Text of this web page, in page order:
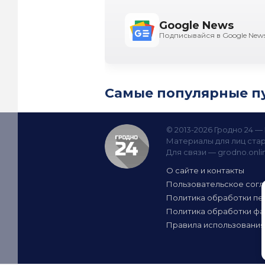
Google News
Подписывайся в Google
Самые популярные
© 2013-2026 Гродно 24
Материалы для лиц
Для связи —
О сайте и контакты
Пользовательское
Политика обработки
Политика обработки
Правила